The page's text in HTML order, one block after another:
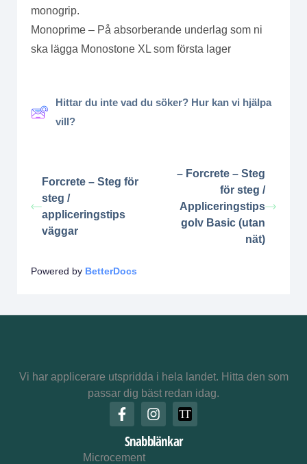
monogrip.
Monoprime – På absorberande underlag som ni
ska lägga Monostone XL som första lager
Hittar du inte vad du söker? Hur kan vi hjälpa
vill?
Forcrete – Steg för
steg /
appliceringstips
väggar
– Forcrete – Steg
för steg /
Appliceringstips
golv Basic (utan
nät)
Powered by BetterDocs
Vi har applicerare utspridda i hela landet. Hitta den som
passar dig bäst redan idag.
Snabblänkar
Microcement